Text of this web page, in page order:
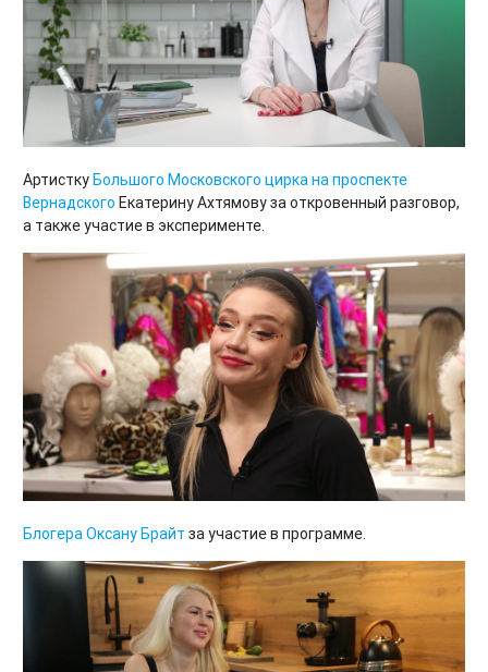
АртисткуБольшого Московского цирка на проспекте
Вернадского Екатерину Ахтямову за откровенный разговор,
а также участие в эксперименте.
БлогераОксану Брайт за участие в программе.